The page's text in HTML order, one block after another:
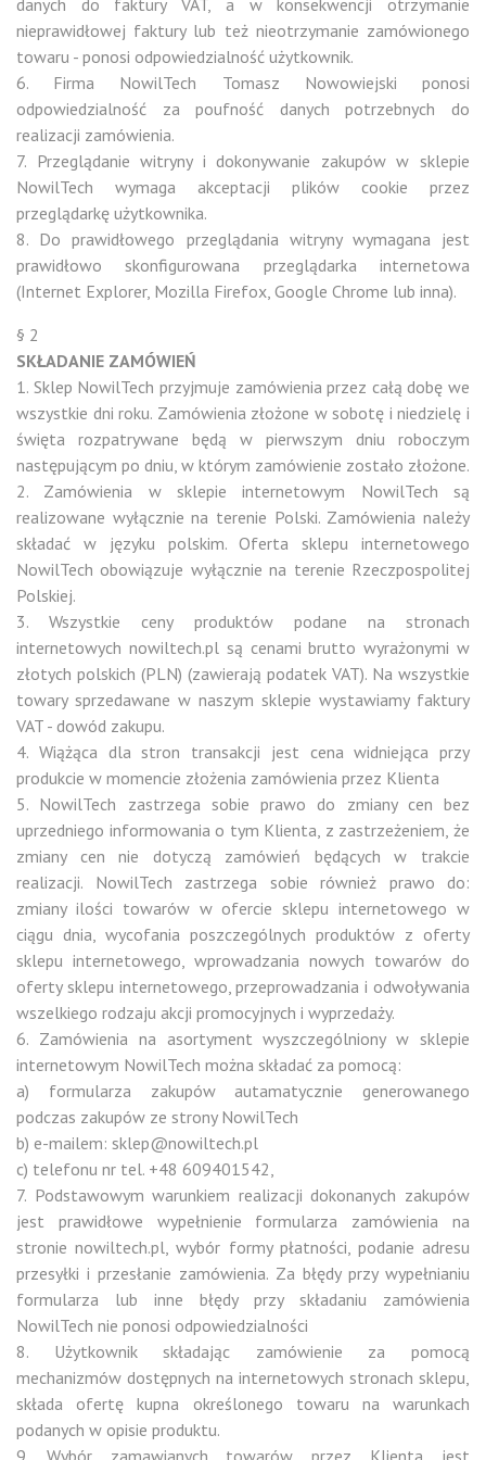
danych do faktury VAT, a w konsekwencji otrzymanie
nieprawidłowej faktury lub też nieotrzymanie zamówionego
towaru - ponosi odpowiedzialność użytkownik.
6. Firma NowilTech Tomasz Nowowiejski ponosi
odpowiedzialność za poufność danych potrzebnych do
realizacji zamówienia.
7. Przeglądanie witryny i dokonywanie zakupów w sklepie
NowilTech wymaga akceptacji plików cookie przez
przeglądarkę użytkownika.
8. Do prawidłowego przeglądania witryny wymagana jest
prawidłowo skonfigurowana przeglądarka internetowa
(Internet Explorer, Mozilla Firefox, Google Chrome lub inna).
§ 2
SKŁADANIE ZAMÓWIEŃ
1. Sklep NowilTech przyjmuje zamówienia przez całą dobę we
wszystkie dni roku. Zamówienia złożone w sobotę i niedzielę i
święta rozpatrywane będą w pierwszym dniu roboczym
następującym po dniu, w którym zamówienie zostało złożone.
2. Zamówienia w sklepie internetowym NowilTech są
realizowane wyłącznie na terenie Polski. Zamówienia należy
składać w języku polskim. Oferta sklepu internetowego
NowilTech obowiązuje wyłącznie na terenie Rzeczpospolitej
Polskiej.
3. Wszystkie ceny produktów podane na stronach
internetowych nowiltech.pl są cenami brutto wyrażonymi w
złotych polskich (PLN) (zawierają podatek VAT). Na wszystkie
towary sprzedawane w naszym sklepie wystawiamy faktury
VAT - dowód zakupu.
4. Wiążąca dla stron transakcji jest cena widniejąca przy
produkcie w momencie złożenia zamówienia przez Klienta
5. NowilTech zastrzega sobie prawo do zmiany cen bez
uprzedniego informowania o tym Klienta, z zastrzeżeniem, że
zmiany cen nie dotyczą zamówień będących w trakcie
realizacji. NowilTech zastrzega sobie również prawo do:
zmiany ilości towarów w ofercie sklepu internetowego w
ciągu dnia, wycofania poszczególnych produktów z oferty
sklepu internetowego, wprowadzania nowych towarów do
oferty sklepu internetowego, przeprowadzania i odwoływania
wszelkiego rodzaju akcji promocyjnych i wyprzedaży.
6. Zamówienia na asortyment wyszczególniony w sklepie
internetowym NowilTech można składać za pomocą:
a) formularza zakupów autamatycznie generowanego
podczas zakupów ze strony NowilTech
b) e-mailem: sklep@nowiltech.pl
c) telefonu nr tel. +48 609401542,
7. Podstawowym warunkiem realizacji dokonanych zakupów
jest prawidłowe wypełnienie formularza zamówienia na
stronie nowiltech.pl, wybór formy płatności, podanie adresu
przesyłki i przesłanie zamówienia. Za błędy przy wypełnianiu
formularza lub inne błędy przy składaniu zamówienia
NowilTech nie ponosi odpowiedzialności
8. Użytkownik składając zamówienie za pomocą
mechanizmów dostępnych na internetowych stronach sklepu,
składa ofertę kupna określonego towaru na warunkach
podanych w opisie produktu.
9. Wybór zamawianych towarów przez Klienta jest